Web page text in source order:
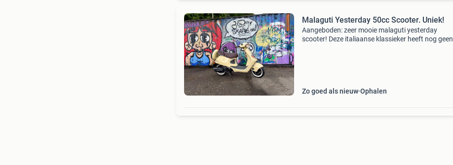
Malaguti Yesterday 50cc Scooter. Uniek!
Aangeboden: zeer mooie malaguti yesterday
scooter! Deze italiaanse klassieker heeft nog geen
Zo goed als nieuw Ophalen